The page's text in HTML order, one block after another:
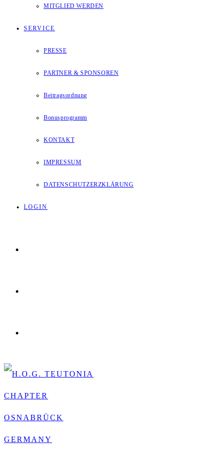
MITGLIED WERDEN
SERVICE
PRESSE
PARTNER & SPONSOREN
Beitragsordnung
Bonusprogramm
KONTAKT
IMPRESSUM
DATENSCHUTZERZKLÄRUNG
LOGIN